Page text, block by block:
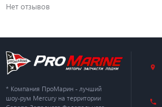
Нет отзывов
* Компания ПроМарин - лучший
шоу-рум Mercury на территории